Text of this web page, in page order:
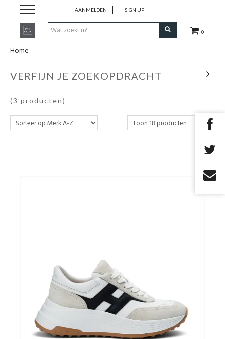
0
AANMELDEN SIGN UP
Zomer '26
Merken
Home
VERFIJN JE ZOEKOPDRACHT
(3 producten)